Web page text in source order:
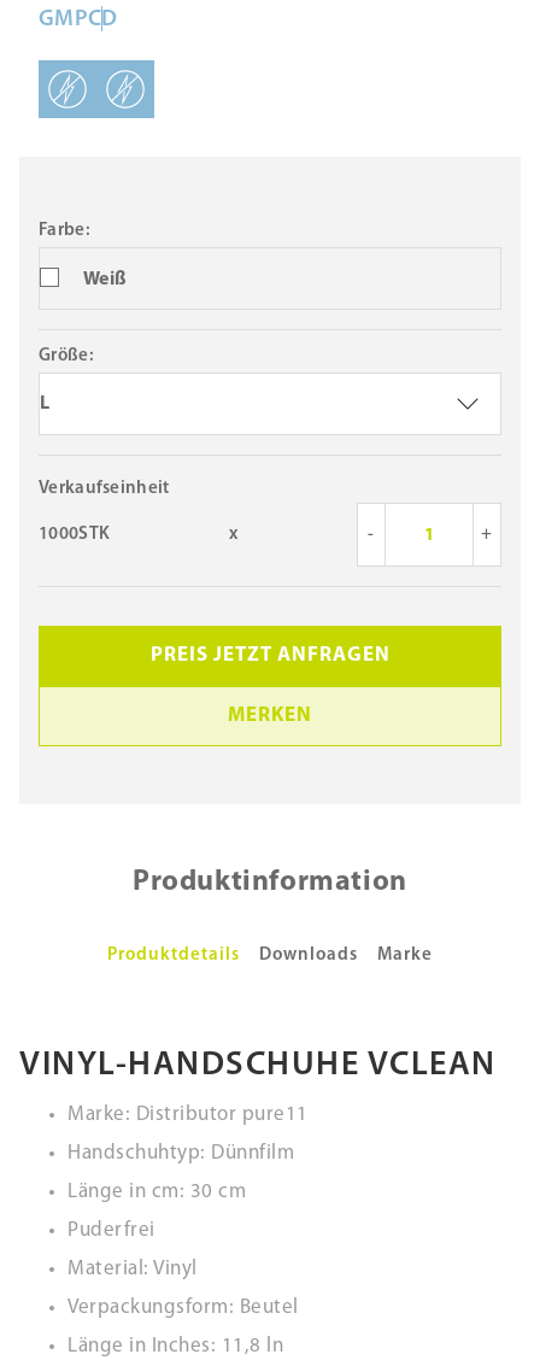
GMPCD
Weiß
Farbe:
L
Größe:
Verkaufseinheit
1000STK x - +
PREIS JETZT ANFRAGEN
MERKEN
Produktinformation
Produktdetails Downloads Marke
VINYL-HANDSCHUHE VCLEAN
Marke: Distributor pure11
Handschuhtyp: Dünnfilm
Länge in cm: 30 cm
Puderfrei
Material: Vinyl
Verpackungsform: Beutel
Länge in Inches: 11,8 ln